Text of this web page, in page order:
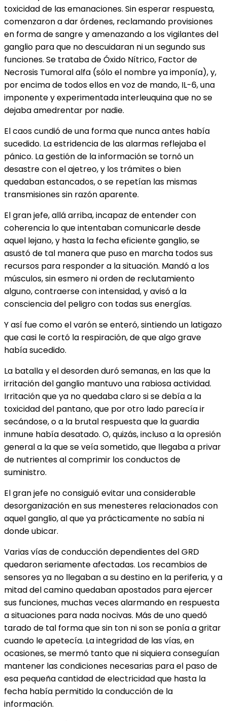
toxicidad de las emanaciones. Sin esperar respuesta,
comenzaron a dar órdenes, reclamando provisiones
en forma de sangre y amenazando a los vigilantes del
ganglio para que no descuidaran ni un segundo sus
funciones. Se trataba de Óxido Nítrico, Factor de
Necrosis Tumoral alfa (sólo el nombre ya imponía), y,
por encima de todos ellos en voz de mando, IL-6, una
imponente y experimentada interleuquina que no se
dejaba amedrentar por nadie.
El caos cundió de una forma que nunca antes había
sucedido. La estridencia de las alarmas reflejaba el
pánico. La gestión de la información se tornó un
desastre con el ajetreo, y los trámites o bien
quedaban estancados, o se repetían las mismas
transmisiones sin razón aparente.
El gran jefe, allá arriba, incapaz de entender con
coherencia lo que intentaban comunicarle desde
aquel lejano, y hasta la fecha eficiente ganglio, se
asustó de tal manera que puso en marcha todos sus
recursos para responder a la situación. Mandó a los
músculos, sin esmero ni orden de reclutamiento
alguno, contraerse con intensidad, y avisó a la
consciencia del peligro con todas sus energías.
Y así fue como el varón se enteró, sintiendo un latigazo
que casi le cortó la respiración, de que algo grave
había sucedido.
La batalla y el desorden duró semanas, en las que la
irritación del ganglio mantuvo una rabiosa actividad.
Irritación que ya no quedaba claro si se debía a la
toxicidad del pantano, que por otro lado parecía ir
secándose, o a la brutal respuesta que la guardia
inmune había desatado. O, quizás, incluso a la opresión
general a la que se veía sometido, que llegaba a privar
de nutrientes al comprimir los conductos de
suministro.
El gran jefe no consiguió evitar una considerable
desorganización en sus menesteres relacionados con
aquel ganglio, al que ya prácticamente no sabía ni
donde ubicar.
Varias vías de conducción dependientes del GRD
quedaron seriamente afectadas. Los recambios de
sensores ya no llegaban a su destino en la periferia, y a
mitad del camino quedaban apostados para ejercer
sus funciones, muchas veces alarmando en respuesta
a situaciones para nada nocivas. Más de uno quedó
tarado de tal forma que sin ton ni son se ponía a gritar
cuando le apetecía. La integridad de las vías, en
ocasiones, se mermó tanto que ni siquiera conseguían
mantener las condiciones necesarias para el paso de
esa pequeña cantidad de electricidad que hasta la
fecha había permitido la conducción de la
información.